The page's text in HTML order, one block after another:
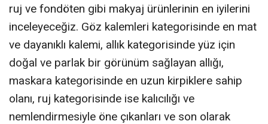
ruj ve fondöten gibi makyaj ürünlerinin en iyilerini
inceleyeceğiz. Göz kalemleri kategorisinde en mat
ve dayanıklı kalemi, allık kategorisinde yüz için
doğal ve parlak bir görünüm sağlayan allığı,
maskara kategorisinde en uzun kirpiklere sahip
olanı, ruj kategorisinde ise kalıcılığı ve
nemlendirmesiyle öne çıkanları ve son olarak